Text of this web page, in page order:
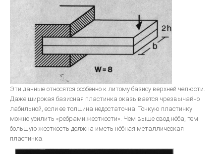
Эти данные относятся особенно к литому базису верхней челюсти.
Даже широкая базисная пластинка оказывается чрезвычайно
лабильной, если ее толщина недостаточна. Тонкую пластинку
можно усилить «ребрами жесткости». Чем выше свод нёба, тем
большую жесткость должна иметь нёбная металлическая
пластинка.